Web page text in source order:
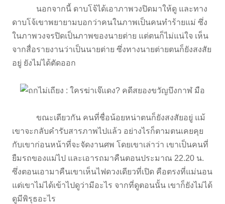
นอกจากนี้ ดาบโจ้ได้เอาภาพวงปิดมาให้ดู และทาง
ดาบโจ้เขาพยายามบอกว่าคนในภาพเป็นคนทำร้ายแม่ ซึ่ง
ในภาพวงจรปิดเป็นภาพของนายต่าย แต่ตนก็ไม่แน่ใจ เห็น
จากสื่อรายงานว่าเป็นนายต่าย ซึ่งทางนายต่ายตนก็ยังสงสัย
อยู่ ยังไม่ได้ตัดออก
ขณะเดียวกัน คนที่ชื่อน้อยหน่าตนก็ยังสงสัยอยู่ แม้
เขาจะกลับคำรับสารภาพไปแล้ว อย่างไรก็ตามตนเคยคุย
กับเขาก่อนหน้าที่จะจัดงานศพ โดยเขาเล่าว่า เขาเป็นคนที่
ยืมรถของแม่ไป และเอารถมาคืนตอนประมาณ 22.20 น.
ซึ่งตอนเอามาคืนเขาเห็นไฟดวงเดียวที่เปิด คือตรงที่แม่นอน
แต่เขาไม่ได้เข้าไปดูว่ามีอะไร จากที่ดูตอนนั้น เขาก็ยังไม่ได้
ดูมีพิรุธอะไร